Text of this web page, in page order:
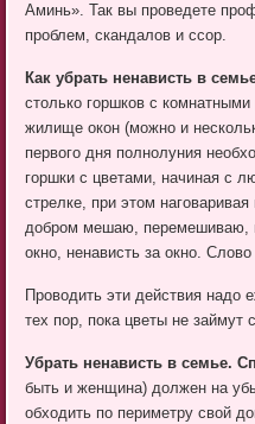
Аминь». Так вы проведете
проблем, скандалов и ссор.
Как убрать ненависть в
столько горшков с
жилище окон (можно и
первого дня полнолуния
горшки с цветами, начиная с
стрелке, при этом
добром мешаю, перемешиваю,
окно, ненависть за окно.
Проводить эти действия надо
тех пор, пока цветы не займут
Убрать ненависть в семье.
быть и женщина) должен на
обходить по периметру свой